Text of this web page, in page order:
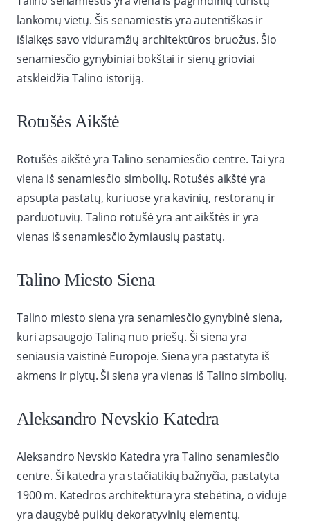
lankomų vietų. Šis senamiestis yra autentiškas ir
išlaikęs savo viduramžių architektūros bruožus. Šio
senamiesčio gynybiniai bokštai ir sienų grioviai
atskleidžia Talino istoriją.
Rotušės Aikštė
Rotušės aikštė yra Talino senamiesčio centre. Tai yra
viena iš senamiesčio simbolių. Rotušės aikštė yra
apsupta pastatų, kuriuose yra kavinių, restoranų ir
parduotuvių. Talino rotušė yra ant aikštės ir yra
vienas iš senamiesčio žymiausių pastatų.
Talino Miesto Siena
Talino miesto siena yra senamiesčio gynybinė siena,
kuri apsaugojo Taliną nuo priešų. Ši siena yra
seniausia vaistinė Europoje. Siena yra pastatyta iš
akmens ir plytų. Ši siena yra vienas iš Talino simbolių.
Aleksandro Nevskio Katedra
Aleksandro Nevskio Katedra yra Talino senamiesčio
centre. Ši katedra yra stačiatikių bažnyčia, pastatyta
1900 m. Katedros architektūra yra stebėtina, o viduje
yra daugybė puikių dekoratyvinių elementų.